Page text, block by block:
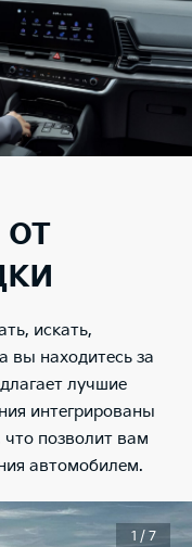
искать,
вы находитесь за
лучшие
интегрированы
позволит вам
автомобилем.
1 / 7